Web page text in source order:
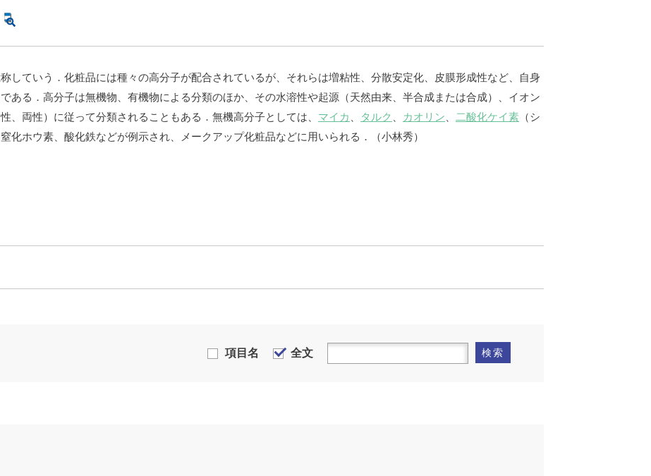
していう．化粧品には種々の高分子が配合されているが、それらは増粘性、分散安定化、皮膜形成性など、自身
ある．高分子は無機物、有機物による分類のほか、その水溶性や起源（天然由来、半合成または合成）、イオン
、両性）に従って分類されることもある．無機高分子としては、 マイカ タルク カオリン 二酸化ケイ素 （シ
窒化ホウ素、酸化鉄などが例示され、メークアップ化粧品などに用いられる．（小林秀）
項目名 全文 検索